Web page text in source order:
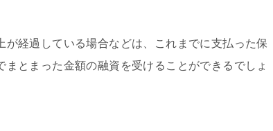
経過している場合などは、これまでに支払った保
とまった金額の融資を受けることができるでしょ